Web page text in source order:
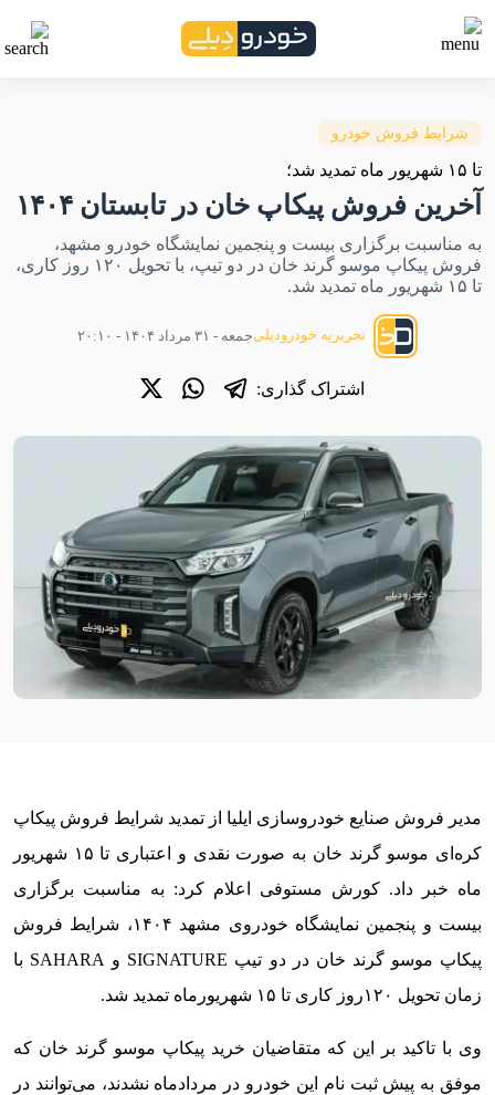
شرایط فروش خودرو
تا ۱۵ شهریور ماه تمدید شد؛
آخرین فروش پیکاپ خان در تابستان ۱۴۰۴
به مناسبت برگزاری بیست و پنجمین نمایشگاه خودرو مشهد،
فروش پیکاپ موسو گرند خان در دو تیپ، با تحویل ۱۲۰ روز کاری،
تا ۱۵ شهریور ماه تمدید شد.
تحریریه خودرودیلیجمعه - ۳۱ مرداد ۱۴۰۴ - ۲۰:۱۰
اشتراک گذاری:
مدیر فروش صنایع خودروسازی ایلیا از تمدید شرایط فروش پیکاپ
کره‌ای موسو گرند خان به صورت نقدی و اعتباری تا ۱۵ شهریور
ماه خبر داد. کورش مستوفی اعلام کرد: به مناسبت برگزاری
بیست و پنجمین نمایشگاه خودروی مشهد ۱۴۰۴، شرایط فروش
پیکاپ موسو گرند خان در دو تیپ SIGNATURE و SAHARA با
زمان تحویل ۱۲۰روز کاری تا ۱۵ شهریورماه تمدید شد.
وی با تاکید بر این که متقاضیان خرید پیکاپ موسو گرند خان که
موفق به پیش ثبت نام این خودرو در مردادماه نشدند، می‌توانند در